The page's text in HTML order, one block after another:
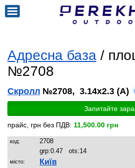
Адресна база /
№2708
Скролл №2708, 3.14x2.3 (A)
Запитайте
прайс, грн без ПДВ: 11,500.00 грн
код:
2708
grp:0.47 ots:14
місто: Київ